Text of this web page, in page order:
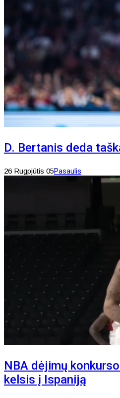
D. Bertanis deda
26 Rugpjūtis 05Pasaulis
NBA dėjimų
kelsis į Ispaniją